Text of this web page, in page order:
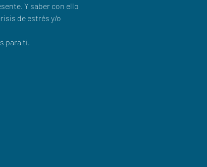
Y saber con ello
de estrés y/o
para ti.